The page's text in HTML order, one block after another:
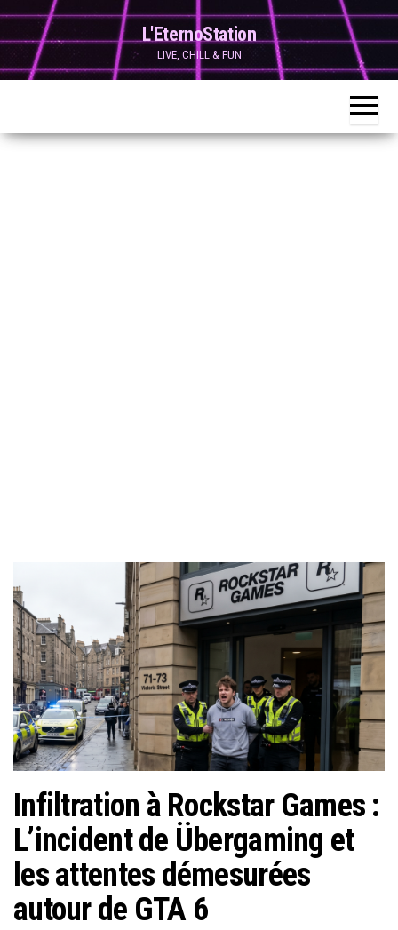
Skip
to
content
L'EternoStation
LIVE, CHILL & FUN
Infiltration à Rockstar Games :
L’incident de Übergaming et
les attentes démesurées
autour de GTA 6